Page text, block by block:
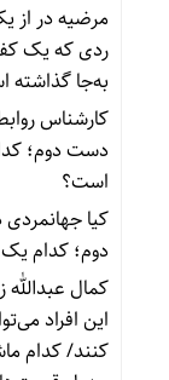
مرضیهدر از
ردی که یک
به‌جا
کارشناس
دست دوم؛
است؟
کیا جهانمردی
دوم؛ کدام
کمال عبدالله
کنند/ کدام